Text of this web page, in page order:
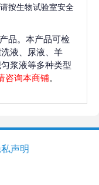
按生物试验室安全
品。本产品可检
液、尿液、羊
浆液等多种类型
咨询本商铺。
声明